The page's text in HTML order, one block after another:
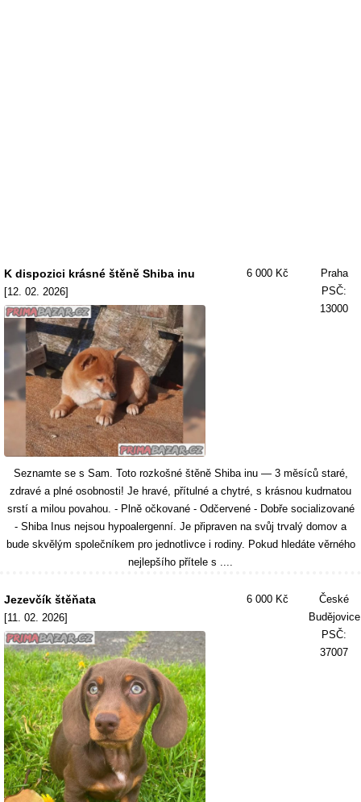
K dispozici krásné štěně Shiba inu
[12. 02. 2026]
6 000 Kč
Praha
PSČ:
13000
Seznamte se s Sam. Toto rozkošné štěně Shiba inu — 3 měsíců staré,
zdravé a plné osobnosti! Je hravé, přítulné a chytré, s krásnou kudrnatou
srstí a milou povahou. - Plně očkované - Odčervené - Dobře socializované
- Shiba Inus nejsou hypoalergenní. Je připraven na svůj trvalý domov a
bude skvělým společníkem pro jednotlivce i rodiny. Pokud hledáte věrného
nejlepšího přítele s ....
Jezevčík štěňata
[11. 02. 2026]
6 000 Kč
České
Budějovice
PSČ:
37007